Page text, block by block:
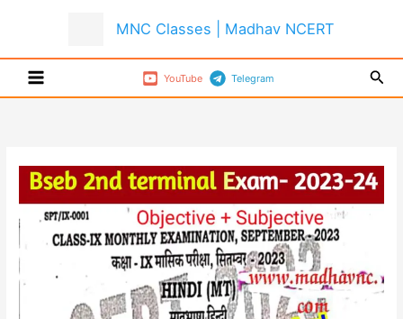
MNC Classes | Madhav NCERT
YouTube Telegram